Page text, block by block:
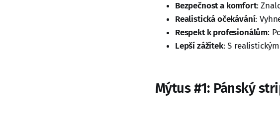
Bezpečnost a komfort:
Realistická očekávání:
Respekt k profesionálům:
Lepší zážitek: S
Mýtus #1: Pánský